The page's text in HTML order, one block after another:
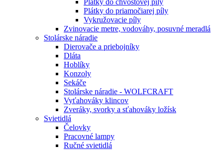
Plátky do chvostovej píly
Plátky do priamočiarej píly
Vykružovacie píly
Zvinovacie metre, vodováhy, posuvné meradlá
Stolárske náradie
Dierovače a priebojníky
Dláta
Hoblíky
Konzoly
Sekáče
Stolárske náradie - WOLFCRAFT
Vyťahováky klincov
Zveráky, svorky a sťahováky ložísk
Svietidlá
Čelovky
Pracovné lampy
Ručné svietidlá